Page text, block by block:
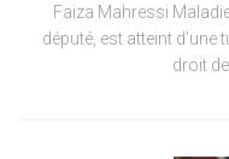
Faiza Mahressi
député, est atteint
droit de